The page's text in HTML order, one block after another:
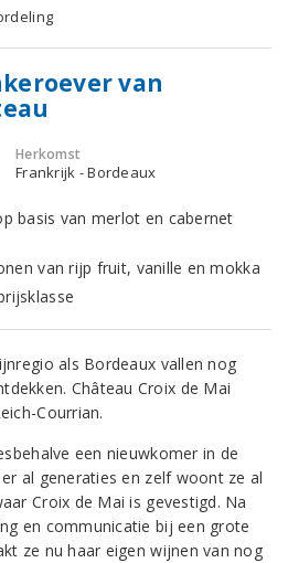
van
Herkomst
Frankrijk - Bordeaux
basis van merlot en cabernet
van rijp fruit, vanille en mokka
als Bordeaux vallen nog
Château Croix de Mai
Courrian.
een nieuwkomer in de
al generaties en zelf woont ze al
Croix de Mai is gevestigd. Na
en communicatie bij een grote
ze nu haar eigen wijnen van nog